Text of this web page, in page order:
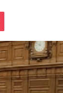
Pocket